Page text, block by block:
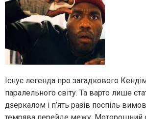
Існує легенда про загадкового
паралельного світу. Та варто лише
дзеркалом і п’ять разів поспіль